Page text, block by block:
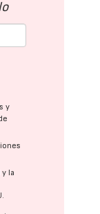
y
y la